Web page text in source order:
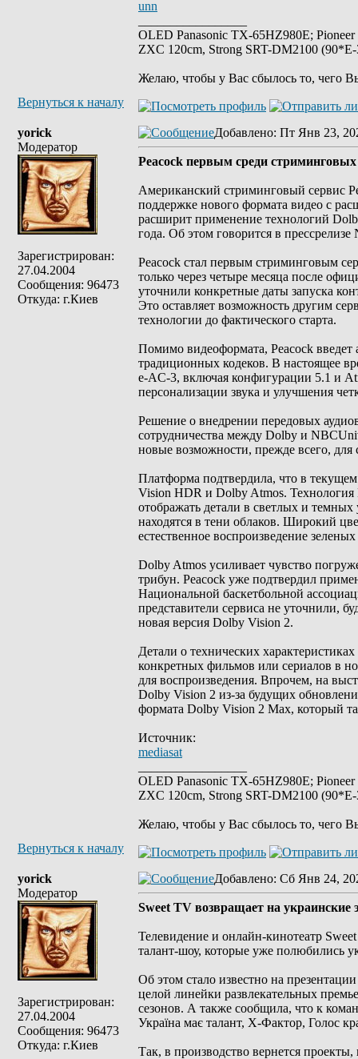
unn
OLED Panasonic TX-65HZ980E;
ZXC 120cm, Strong SRT-DM2100
Желаю, чтобы у Вас сбылось то, чего
Вернуться к началу
yorick
Модератор
Зарегистрирован:
27.04.2004
Сообщения: 96473
Откуда: г.Киев
Добавлено: Пт Янв 23,
Peacock первым среди
Американский стриминговый сервис
поддержке нового формата видео с
расширит применение технологий
года. Об этом говорится в
Peacock стал первым стриминговым
только через четыре месяца после
уточнили конкретные даты запуска
Это оставляет возможность другим
технологии до фактического старта.
Помимо видеоформата, Peacock
традиционных кодеков. В настоящее
e-AC-3, включая конфигурации 5.1 и
персонализации звука и улучшения
Решение о внедрении передовых
сотрудничества между Dolby и
новые возможности, прежде всего,
Платформа подтвердила, что в
Vision HDR и Dolby Atmos. Технология
отображать детали в светлых и темных
находятся в тени облаков. Широкий
естественное воспроизведение
Dolby Atmos усиливает чувство
трибун. Peacock уже подтвердил
Национальной баскетбольной
представители сервиса не уточнили,
новая версия Dolby Vision 2.
Детали о технических
конкретных фильмов или сериалов в
для воспроизведения. Впрочем, на
Dolby Vision 2 из-за будущих
формата Dolby Vision 2 Max, который
Источник:
mediasat
OLED Panasonic TX-65HZ980E;
ZXC 120cm, Strong SRT-DM2100
Желаю, чтобы у Вас сбылось то, чего
Вернуться к началу
yorick
Модератор
Зарегистрирован:
27.04.2004
Сообщения: 96473
Откуда: г.Киев
Добавлено: Сб Янв 24,
Sweet TV возвращает на
Телевидение и онлайн-кинотеатр
талант-шоу, которые уже полюбились
Об этом стало известно на
целой линейки развлекательных
сезонов. А также сообщила, что к
Україна має талант, Х-Фактор, Голос
Так, в производство вернется